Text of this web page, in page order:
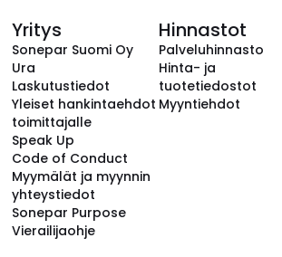
Yritys
Sonepar Suomi Oy
Ura
Laskutustiedot
Yleiset hankintaehdot
toimittajalle
Speak Up
Code of Conduct
Myymälät ja myynnin
yhteystiedot
Sonepar Purpose
Vierailijaohje
Hinnastot
Palveluhinnasto
Hinta- ja
tuotetiedostot
Myyntiehdot